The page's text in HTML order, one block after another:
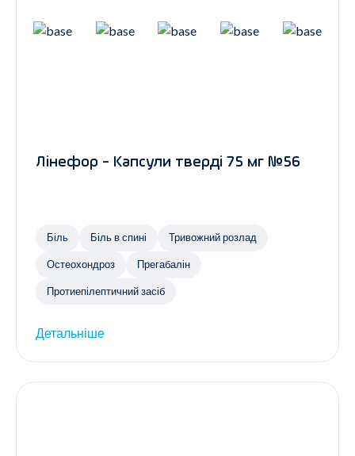
Лінефор - Капсули тверді 75 мг №56
Біль Біль в спині Тривожний розлад
Остеохондроз Прегабалін
Протиепілептичний засіб
Детальніше